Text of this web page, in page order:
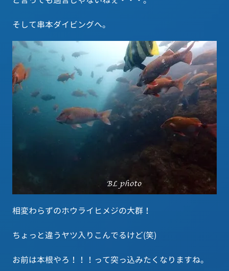
そして串本ダイビングへ。
相変わらずのホウライヒメジの大群！
ちょっと違うヤツ入りこんでるけど(笑)
お前は本根やろ！！！って突っ込みたくなりますね。